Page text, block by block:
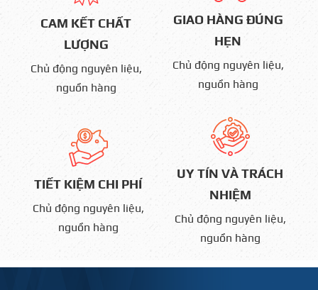
22/05/2023 | Tác giả: Nghĩa Nguyễn
CAM KẾT CHẤT
LƯỢNG
Chủ động nguyên liệu,
nguồn hàng
GIAO HÀNG ĐÚNG
HẸN
Chủ động nguyên liệu,
nguồn hàng
TIẾT KIỆM CHI PHÍ
Chủ động nguyên liệu,
nguồn hàng
UY TÍN VÀ TRÁCH
NHIỆM
Chủ động nguyên liệu,
nguồn hàng